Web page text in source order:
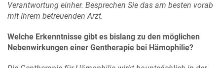
Verantwortung einher. Besprechen Sie das am besten vorab
mit Ihrem betreuenden Arzt.
Welche Erkenntnisse gibt es bislang zu den möglichen
Nebenwirkungen einer Gentherapie bei Hämophilie?